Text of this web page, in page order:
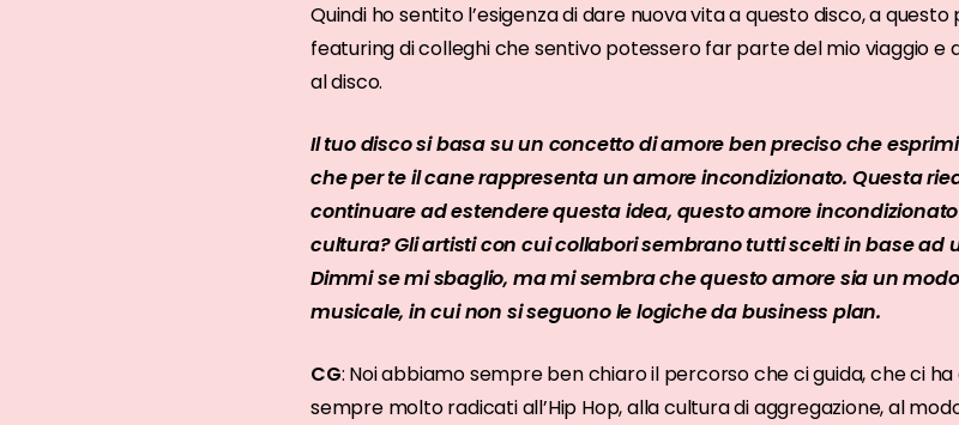
Quindi ho sentito l’esigenza di dare nuova vita a questo disco, a
featuring di colleghi che sentivo potessero far parte del mio viaggio e
al disco.
Il tuo disco si basa su un concetto di amore ben preciso che
che per te il cane rappresenta un amore incondizionato. Questa
continuare ad estendere questa idea, questo amore
cultura? Gli artisti con cui collabori sembrano tutti scelti in base ad
Dimmi se mi sbaglio, ma mi sembra che questo amore sia un
musicale, in cui non si seguono le logiche da business plan.
CG: Noi abbiamo sempre ben chiaro il percorso che ci guida, che ci
sempre molto radicati all’Hip Hop, alla cultura di aggregazione, al